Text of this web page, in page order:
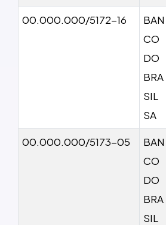
00.000.000/5172-16
BAN
CO
DO
BRA
SIL
SA
00.000.000/5173-05
BAN
CO
DO
BRA
SIL